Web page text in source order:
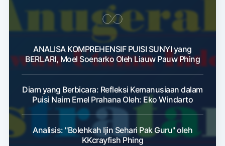
ANALISA KOMPREHENSIF PUISI SUNYI yang
BERLARI, Moel Soenarko Oleh Liauw Pauw Phing
Diam yang Berbicara: Refleksi Kemanusiaan dalam
Puisi Naim Emel Prahana Oleh: Eko Windarto
Analisis: "Bolehkah Ijin Sehari Pak Guru" oleh
KKcrayfish Phing